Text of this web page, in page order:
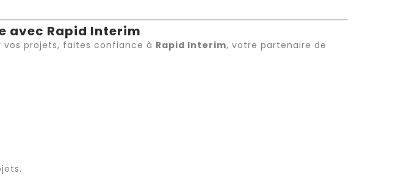
avec Rapid Interim
vos projets, faites confiance à Rapid Interim, votre partenaire de